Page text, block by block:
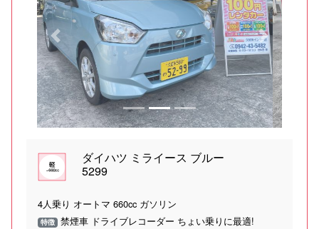
Previous Next
ダイハツ ミライース ブルー
5299
4人乗り オートマ 660cc ガソリン
特徴 禁煙車 ドライブレコーダー ちょい乗りに最適!